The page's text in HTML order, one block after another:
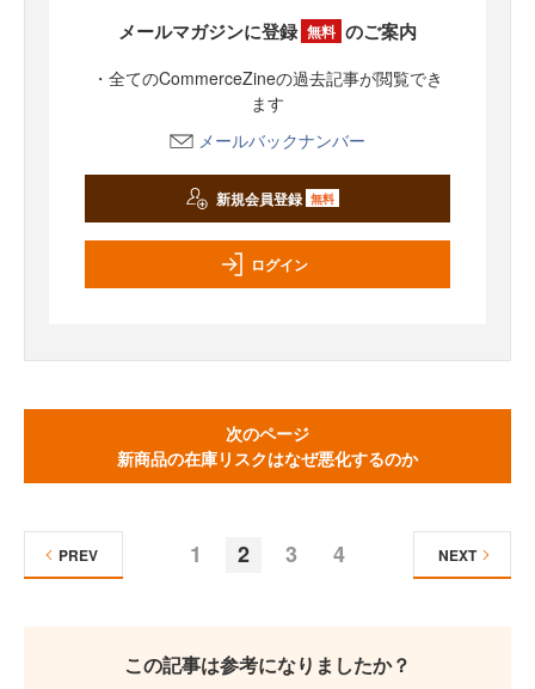
メールマガジンに登録 無料 のご案内
・全てのCommerceZineの過去記事が閲覧でき
ます
メールバックナンバー
新規会員登録 無料
ログイン
次のページ
新商品の在庫リスクはなぜ悪化するのか
1 2 3 4
PREV NEXT
この記事は参考になりましたか？